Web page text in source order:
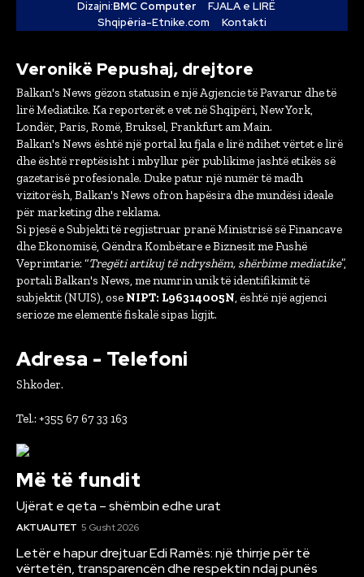
Dizajni:BMC Computer
FJALA e LIRË
Shqipëria-Etnike.com
Kontakti
Veronikë Pepushaj, drejtore
Balkan's News gëzon statusin e një Agjencie të Pavarur dhe të
lirë Mediatike. Ka reporterët e vet në Shqipëri, New York,
Londër, Paris, Romë, Bruksel, Frankfurt am Main.
Balkan's News është një portal ku fjala e lirë ndihet vërtet e lirë
dhe është rreptësisht i mbyllur për publikime jashtë etikës së
gazetarisë profesionale. Duke patur një numër të madh
vizitorësh, Balkan's News ofron hapësira dhe mundësi ideale
për marketing dhe reklama.
Si pjesë e Subjekti të regjistruar pranë Ministrisë së Financave
dhe Ekonomisë, Qëndra Kombëtare e Biznesit me Fushë
Veprimtarie: “Tregëti artikuj të ndryshëm, shërbime mediatike”,
portali Balkan's News, me numrin unik të identifikimit të
subjektit (NUIS), ose NIPT: L96314005N, është një agjenci
serioze me elementë fiskalë sipas ligjit.
Adresa - Telefoni
Shkoder.
Tel.: +355 67 67 33 163
Më të fundit
Ujërat e qeta – shëmbin edhe urat
AKTUALITET 5 Gusht 2026
Letër e hapur drejtuar Edi Ramës: një thirrje për të
vërtetën, transparencën dhe respektin ndaj punës